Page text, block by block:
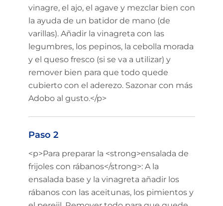
vinagre, el ajo, el agave y mezclar bien con
la ayuda de un batidor de mano (de
varillas). Añadir la vinagreta con las
legumbres, los pepinos, la cebolla morada
y el queso fresco (si se va a utilizar) y
remover bien para que todo quede
cubierto con el aderezo. Sazonar con más
Adobo al gusto.</p>
Paso 2
<p>Para preparar la <strong>ensalada de
frijoles con rábanos</strong>: A la
ensalada base y la vinagreta añadir los
rábanos con las aceitunas, los pimientos y